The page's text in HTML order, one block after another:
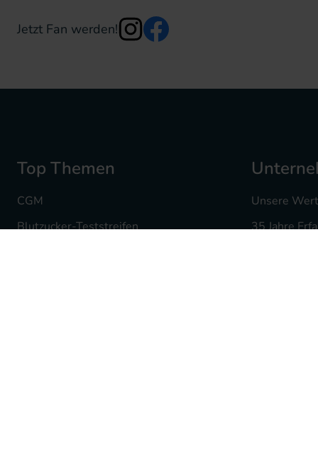
Jetzt Fan werden!
Top Themen
CGM
Blutzucker-Teststreifen
Unsere
35 Jahre